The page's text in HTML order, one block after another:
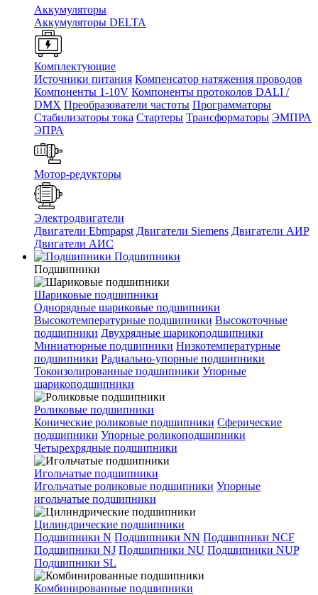
Аккумуляторы
Аккумуляторы DELTA
Комплектующие
Источники питания Компенсатор натяжения проводов
Компоненты 1-10V Компоненты протоколов DALI /
DMX Преобразователи частоты Программаторы
Стабилизаторы тока Стартеры Трансформаторы ЭМПРА
ЭПРА
Мотор-редукторы
Электродвигатели
Двигатели Ebmpapst Двигатели Siemens Двигатели АИР
Двигатели АИС
Подшипники
Подшипники
Шариковые подшипники
Однорядные шариковые подшипники
Высокотемпературные подшипники Высокоточные
подшипники Двухрядные шарикоподшипники
Миниатюрные подшипники Низкотемпературные
подшипники Радиально-упорные подшипники
Токоизолированные подшипники Упорные
шарикоподшипники
Роликовые подшипники
Конические роликовые подшипники Сферические
подшипники Упорные роликоподшипники
Четырехрядные подшипники
Игольчатые подшипники
Игольчатые роликовые подшипники Упорные
игольчатые подшипники
Цилиндрические подшипники
Подшипники N Подшипники NN Подшипники NCF
Подшипники NJ Подшипники NU Подшипники NUP
Подшипники SL
Комбинированные подшипники